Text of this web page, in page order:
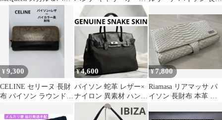
ソン カードケース
スネークエンボスド
2way
¥9,300
CELINE セリーヌ 長財
布 パイソン ラウンドフ
ラー
¥4,600
パイソン 蛇革 レザー×
ナイロン 異素材 ハンド
バッグ トートバッグ ブ
¥7,800
Riamasa リアマッサ パ
イソン 長財布 本革 ホ